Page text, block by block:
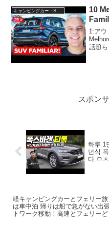
10
1:アウ
話題
スポン
하루 1
년식
다 ㅁ
軽キャンピングカーとフェリー旅
は車中泊 帰りは船で急がない出
トワーク移動！高速とフェリーど